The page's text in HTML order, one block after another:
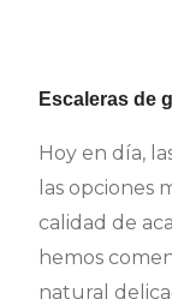
Escaleras de
Hoy en día,
las opciones
calidad de
hemos
natural